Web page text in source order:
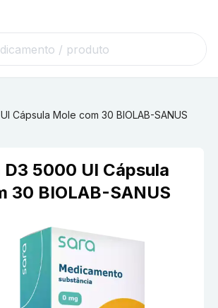
Cápsula Mole com 30 BIOLAB-SANUS
5000 UI Cápsula
30 BIOLAB-SANUS